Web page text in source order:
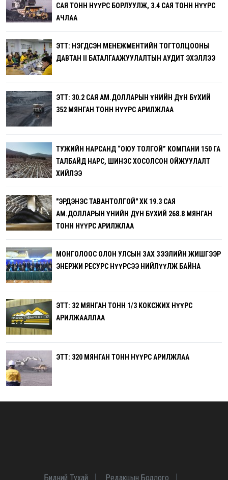
САЯ ТОНН НҮҮРС БОРЛУУЛЖ, 3.4 САЯ ТОНН НҮҮРС
АЧЛАА
ЭТТ: НЭГДСЭН МЕНЕЖМЕНТИЙН ТОГТОЛЦООНЫ
ДАВТАН II БАТАЛГААЖУУЛАЛТЫН АУДИТ ЭХЭЛЛЭЭ
ЭТТ: 30.2 САЯ АМ.ДОЛЛАРЫН ҮНИЙН ДҮН БҮХИЙ
352 МЯНГАН ТОНН НҮҮРС АРИЛЖЛАА
ТУЖИЙН НАРСАНД “ОЮУ ТОЛГОЙ” КОМПАНИ 150 ГА
ТАЛБАЙД НАРС, ШИНЭС ХОСОЛСОН ОЙЖУУЛАЛТ
ХИЙЛЭЭ
"ЭРДЭНЭС ТАВАНТОЛГОЙ" ХК 19.3 САЯ
АМ.ДОЛЛАРЫН ҮНИЙН ДҮН БҮХИЙ 268.8 МЯНГАН
ТОНН НҮҮРС АРИЛЖЛАА
МОНГОЛООС ОЛОН УЛСЫН ЗАХ ЗЭЭЛИЙН ЖИШГЭЭР
ЭНЕРЖИ РЕСУРС НҮҮРСЭЭ НИЙЛҮҮЛЖ БАЙНА
ЭТТ: 32 МЯНГАН ТОНН 1/3 КОКСЖИХ НҮҮРС
АРИЛЖААЛЛАА
ЭТТ: 320 МЯНГАН ТОНН НҮҮРС АРИЛЖЛАА
Бидний Тухай Редакцын Бодлого